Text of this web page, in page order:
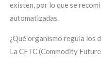
existen, por lo que se
automatizadas.
¿Qué organismo regula los
La CFTC (Commodity